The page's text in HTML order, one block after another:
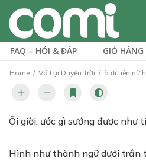
FAQ – HỎI & ĐÁP GIỎ HÀNG
Home Vá Lại Duyên Trời à ơi tiên nữ
Ôi giời, ước gì sướng được như
Hình như thành ngữ dưới trần